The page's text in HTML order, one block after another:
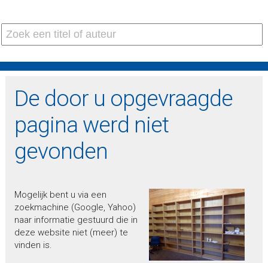
De door u opgevraagde
pagina werd niet
gevonden
Mogelijk bent u via een
zoekmachine (Google, Yahoo)
naar informatie gestuurd die in
deze website niet (meer) te
vinden is.